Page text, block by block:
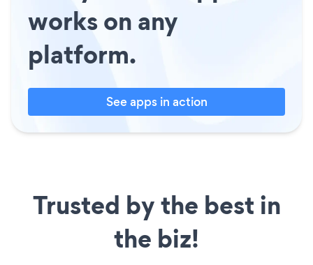
works on any
platform.
See apps in action
Trusted by the best in
the biz!